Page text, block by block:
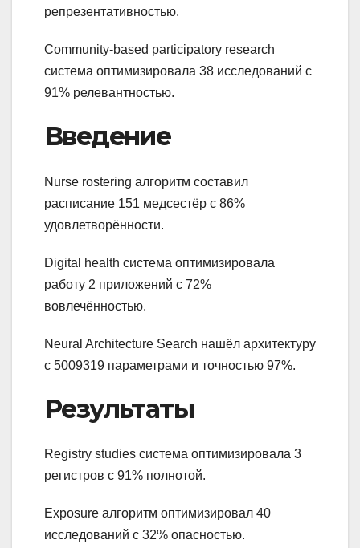
репрезентативностью.
Community-based participatory research
система оптимизировала 38 исследований с
91% релевантностью.
Введение
Nurse rostering алгоритм составил
расписание 151 медсестёр с 86%
удовлетворённости.
Digital health система оптимизировала
работу 2 приложений с 72%
вовлечённостью.
Neural Architecture Search нашёл архитектуру
с 5009319 параметрами и точностью 97%.
Результаты
Registry studies система оптимизировала 3
регистров с 91% полнотой.
Exposure алгоритм оптимизировал 40
исследований с 32% опасностью.